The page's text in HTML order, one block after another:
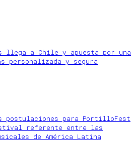
llega a Chile y apuesta por una
personalizada y segura
postulaciones para PortilloFest
referente entre las
de América Latina